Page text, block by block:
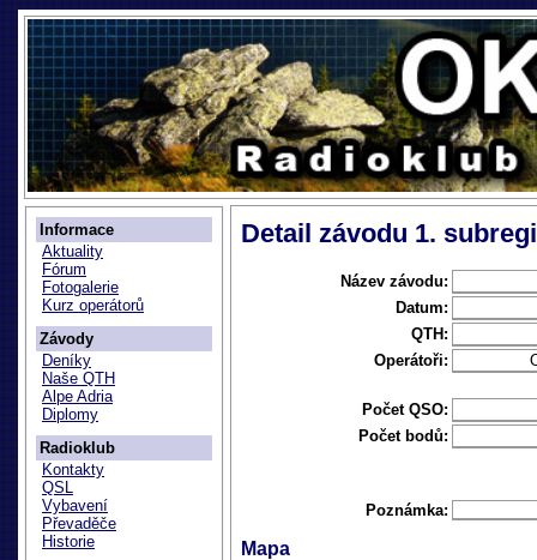
Informace
Aktuality
Fórum
Fotogalerie
Kurz operátorů
Závody
Deníky
Naše QTH
Alpe Adria
Diplomy
Radioklub
Kontakty
QSL
Vybavení
Převaděče
Historie
Detail závodu 1.
Název závodu:
Datum:
QTH:
Operátoři:
Počet QSO:
Počet bodů:
Poznámka:
Mapa